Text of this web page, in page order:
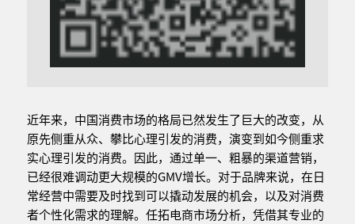
近年来，中国消费市场的格局已然发生了巨大的改变，从
原先侧重从众、攀比心理引发的消费，演变到如今侧重求
实心理引发的消费。因此，通过单一、粗暴的渠道营销，
已经很难调动更大规模的GMV增长。对于品牌来说，在日
常经营中需要及时找到可以撬动发展的机会，以及对消费
者个性化需求的理解。任拓电商市场分析，凭借其专业的